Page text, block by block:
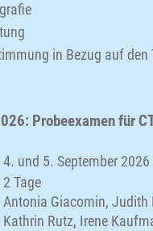
in Bezug auf den
Probeexamen für
4. und 5. September 2026
2 Tage
Antonia Giacomin, Judith
Kathrin Rutz, Irene